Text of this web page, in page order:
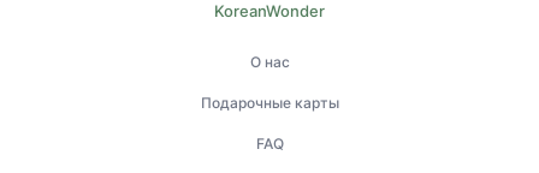
KoreanWonder
О нас
Подарочные карты
FAQ